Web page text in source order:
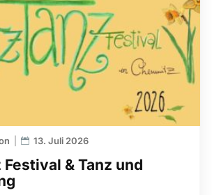
Festival & Tanz und
13. Juli 2026